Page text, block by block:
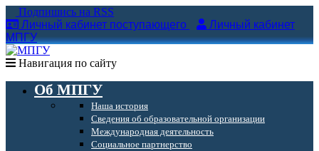
Подпишись на RSS
Личный кабинет поступающего
Личный кабинет
МПГУ
Навигация по сайту
Об МПГУ
Наша история
Сведения об образовательной организации
Международная деятельность
Социальное партнерство